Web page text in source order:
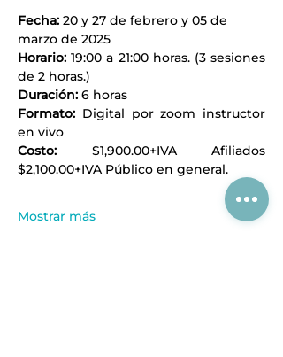
Fecha: 20 y 27 de febrero y 05 de
marzo de 2025
Horario: 19:00 a 21:00 horas. (3 sesiones
de 2 horas.)
Duración: 6 horas
Formato: Digital por zoom instructor
en vivo
Costo: $1,900.00+IVA Afiliados
$2,100.00+IVA Público en general.
Mostrar más